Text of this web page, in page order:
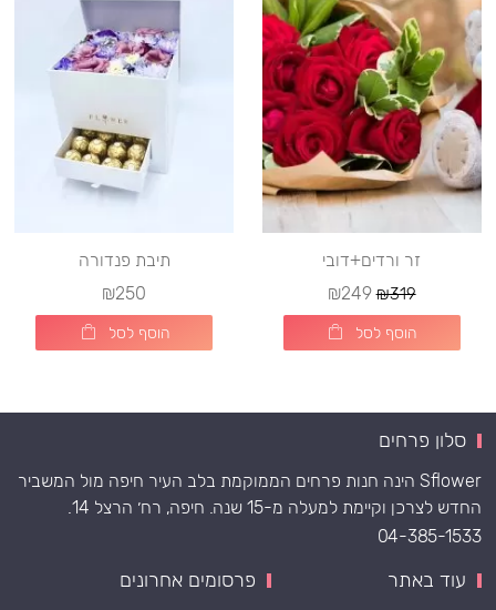
זר ורדים+דובי
₪319
₪249
הוסף לסל
תיבת פנדורה
₪250
הוסף לסל
סלון פרחים
Sflower הינה חנות פרחים הממוקמת בלב העיר חיפה מול המשביר
החדש לצרכן וקיימת למעלה מ-15 שנה. חיפה, רח׳ הרצל 14.
04-385-1533
עוד באתר פרסומים אחרונים